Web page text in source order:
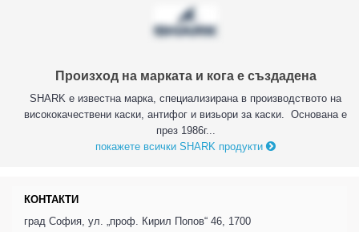
Произход на марката и кога е създадена
SHARK е известна марка, специализирана в производството на
висококачествени каски, антифог и визьори за каски. Основана е
през 1986г...
покажете всички SHARK продукти
КОНТАКТИ
град София, ул. „проф. Кирил Попов“ 46, 1700